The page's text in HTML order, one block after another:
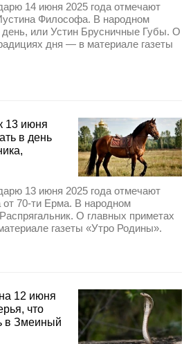
14 июня 2025 года отмечают
Философа. В народном
или Устин Брусничные Губы. О
дня — в материале газеты
13 июня
в день
13 июня 2025 года отмечают
от 70-ти Ерма. В народном
О главных приметах
газеты «Утро Родины».
12 июня
что
в Змеиный